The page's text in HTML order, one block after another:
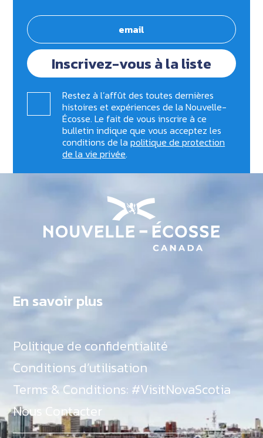
Inscrivez-vous à la liste
Restez à l’affût des toutes dernières
histoires et expériences de la Nouvelle-
Écosse. Le fait de vous inscrire à ce
bulletin indique que vous acceptez les
conditions de lapolitique de protection
de la vie privée.
En savoir plus
Politique de confidentialité
Conditions d’utilisation
Terms & Conditions: #VisitNovaScotia
Nous Contacter